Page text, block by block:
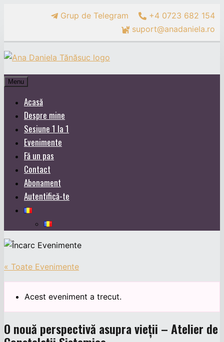
Grup de Telegram
+4 0723 682 154
suport@anadaniela.ro
Menu
Acasă
Despre mine
Sesiune 1 la 1
Evenimente
Fă un pas
Contact
Abonament
Autentifică-te
« Toate Evenimente
Acest eveniment a trecut.
O nouă perspectivă asupra vieții – Atelier de